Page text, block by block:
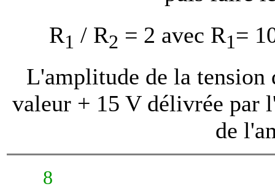
R1 / R2 = 2 avec R1=
L'amplitude de la tension
valeur + 15 V délivrée par
de
8